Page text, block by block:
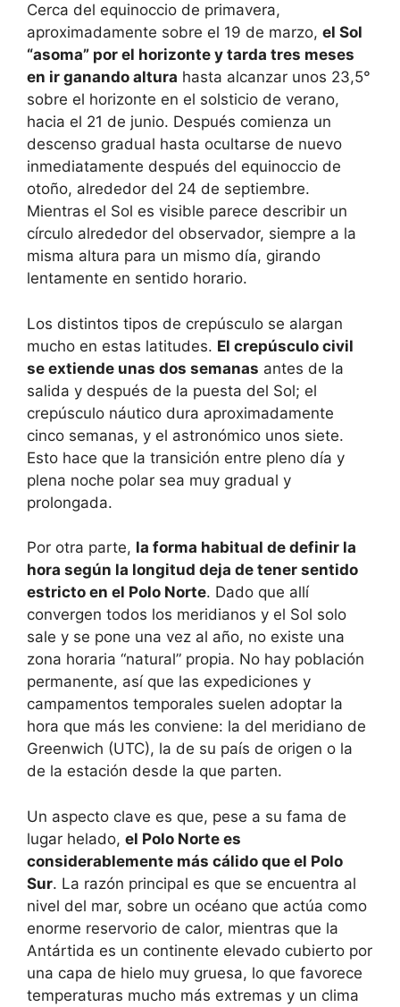
Cerca del equinoccio de primavera,
aproximadamente sobre el 19 de marzo, el Sol
“asoma” por el horizonte y tarda tres meses
en ir ganando altura hasta alcanzar unos 23,5°
sobre el horizonte en el solsticio de verano,
hacia el 21 de junio. Después comienza un
descenso gradual hasta ocultarse de nuevo
inmediatamente después del equinoccio de
otoño, alrededor del 24 de septiembre.
Mientras el Sol es visible parece describir un
círculo alrededor del observador, siempre a la
misma altura para un mismo día, girando
lentamente en sentido horario.
Los distintos tipos de crepúsculo se alargan
mucho en estas latitudes. El crepúsculo civil
se extiende unas dos semanas antes de la
salida y después de la puesta del Sol; el
crepúsculo náutico dura aproximadamente
cinco semanas, y el astronómico unos siete.
Esto hace que la transición entre pleno día y
plena noche polar sea muy gradual y
prolongada.
Por otra parte, la forma habitual de definir la
hora según la longitud deja de tener sentido
estricto en el Polo Norte. Dado que allí
convergen todos los meridianos y el Sol solo
sale y se pone una vez al año, no existe una
zona horaria “natural” propia. No hay población
permanente, así que las expediciones y
campamentos temporales suelen adoptar la
hora que más les conviene: la del meridiano de
Greenwich (UTC), la de su país de origen o la
de la estación desde la que parten.
Un aspecto clave es que, pese a su fama de
lugar helado, el Polo Norte es
considerablemente más cálido que el Polo
Sur. La razón principal es que se encuentra al
nivel del mar, sobre un océano que actúa como
enorme reservorio de calor, mientras que la
Antártida es un continente elevado cubierto por
una capa de hielo muy gruesa, lo que favorece
temperaturas mucho más extremas y un clima